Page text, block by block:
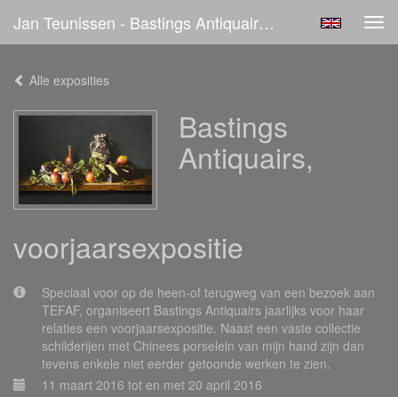
Jan Teunissen - Bastings Antiquairs, Voorjaarsexpositie
Alle exposities
Bastings
Antiquairs,
voorjaarsexpositie
Speciaal voor op de heen-of terugweg van een bezoek aan
TEFAF, organiseert Bastings Antiquairs jaarlijks voor haar
relaties een voorjaarsexpositie. Naast een vaste collectie
schilderijen met Chinees porselein van mijn hand zijn dan
tevens enkele niet eerder getoonde werken te zien.
11 maart 2016 tot en met 20 april 2016